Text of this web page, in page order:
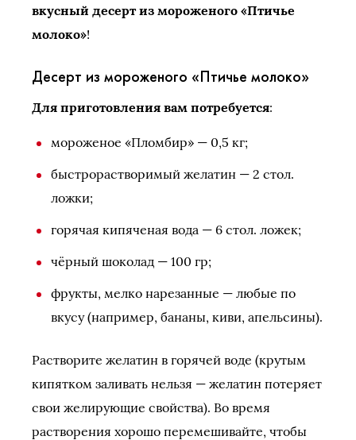
вкусный десерт из мороженого «Птичье
молоко»!
Десерт из мороженого «Птичье молоко»
Для приготовления вам потребуется:
мороженое «Пломбир» — 0,5 кг;
быстрорастворимый желатин — 2 стол.
ложки;
горячая кипяченая вода — 6 стол. ложек;
чёрный шоколад — 100 гр;
фрукты, мелко нарезанные — любые по
вкусу (например, бананы, киви, апельсины).
Растворите желатин в горячей воде (крутым
кипятком заливать нельзя — желатин потеряет
свои желирующие свойства). Во время
растворения хорошо перемешивайте, чтобы